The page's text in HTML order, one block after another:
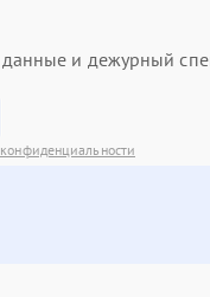
данные и дежурный